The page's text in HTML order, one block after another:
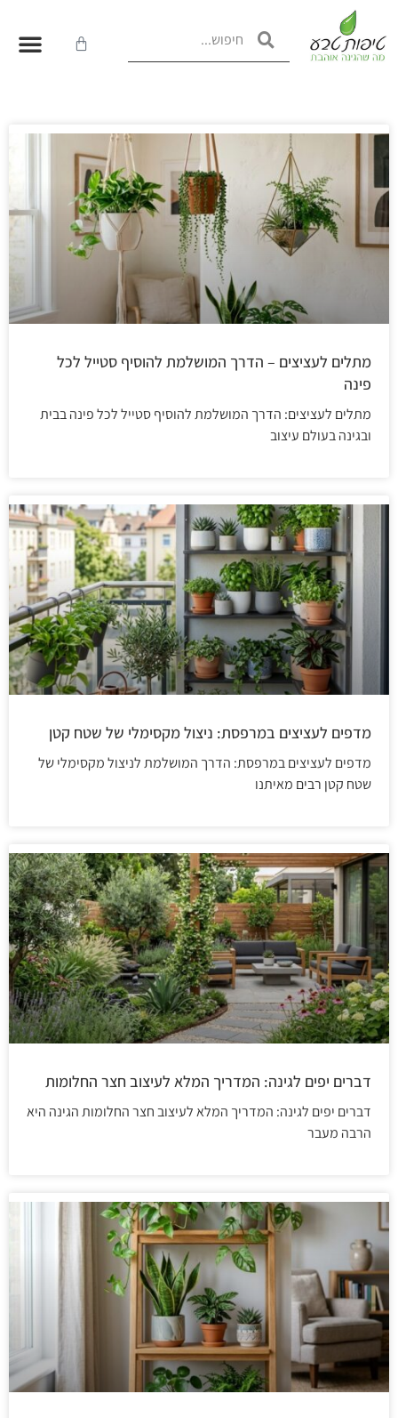
מתלים לעציצים – הדרך המושלמת להוסיף סטייל לכל
פינה
מתלים לעציצים: הדרך המושלמת להוסיף סטייל לכל פינה בבית
ובגינה בעולם עיצוב
מדפים לעציצים במרפסת: ניצול מקסימלי של שטח קטן
מדפים לעציצים במרפסת: הדרך המושלמת לניצול מקסימלי של
שטח קטן רבים מאיתנו
דברים יפים לגינה: המדריך המלא לעיצוב חצר החלומות
דברים יפים לגינה: המדריך המלא לעיצוב חצר החלומות הגינה היא
הרבה מעבר